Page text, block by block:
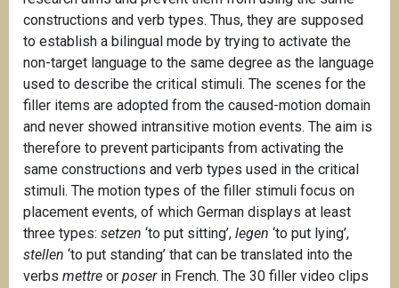
constructions and verb types. Thus, they are supposed
to establish a bilingual mode by trying to activate the
non-target language to the same degree as the language
used to describe the critical stimuli. The scenes for the
filler items are adopted from the caused-motion domain
and never showed intransitive motion events. The aim is
therefore to prevent participants from activating the
same constructions and verb types used in the critical
stimuli. The motion types of the filler stimuli focus on
placement events, of which German displays at least
three types: setzen ‘to put sitting’, legen ‘to put lying’,
stellen ‘to put standing’ that can be translated into the
verbs mettre or poser in French. The 30 filler video clips